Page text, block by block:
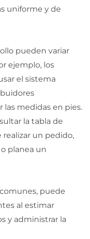
uniforme y de
pueden variar
ejemplo, los
el sistema
las medidas en pies.
la tabla de
realizar un pedido,
planea un
puede
al estimar
y administrar la